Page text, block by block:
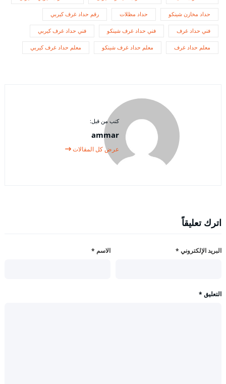
حداد مخازن شينكو حداد مظلات رقم حداد غرف كيربي
فني حداد غرف فني حداد غرف شينكو فني حداد غرف كيربي
معلم حداد غرف معلم حداد غرف شينكو معلم حداد غرف كيربي
كتب من قبل:
ammar
عرض كل المقالات
اترك تعليقاً
الاسم * البريد الإلكتروني *
التعليق *